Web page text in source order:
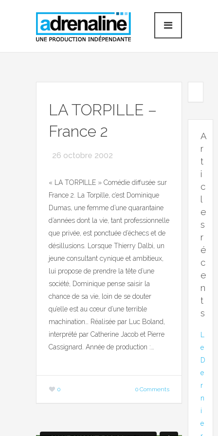
LA TORPILLE –
France 2
26 octobre 2002
« LA TORPILLE » Comédie diffusée sur
France 2. La Torpille, c’est Dominique
Dumas, une femme d’une quarantaine
d’années dont la vie, tant professionnelle
que privée, est ponctuée d’échecs et de
désillusions. Lorsque Thierry Dalbi, un
jeune consultant cynique et ambitieux,
lui propose de prendre la tête d’une
société, Dominique pense saisir la
chance de sa vie, loin de se douter
qu’elle est au cœur d’une terrible
machination… Réalisée par Luc Boland,
interprété par Catherine Jacob et Pierre
Cassignard. Année de production :…
0 0 Comments
A
r
t
i
c
l
e
s
r
é
c
e
n
t
s
e
D
e
r
n
i
e